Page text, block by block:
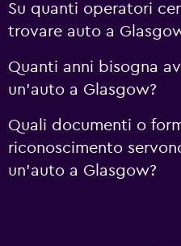
Su quanti operatori
trovare auto a
Quanti anni bisogna
un'auto a Glasgow?
Quali documenti o
riconoscimento
un'auto a Glasgow?